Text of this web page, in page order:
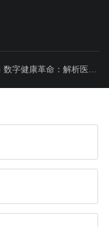
数字健康革命：解析医疗